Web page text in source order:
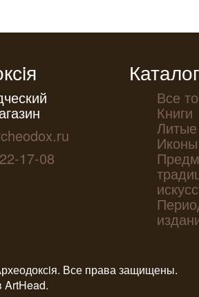
17-08
Каталог
Все
Книги
Все права защищены.
ArtHead.